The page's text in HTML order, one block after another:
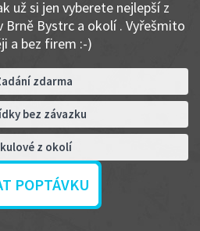
už si jen vyberete nejlepší z
Brně Bystrc a okolí . Vyřešmito
a bez firem :-)
zdarma
bez závazku
z okolí
POPTÁVKU